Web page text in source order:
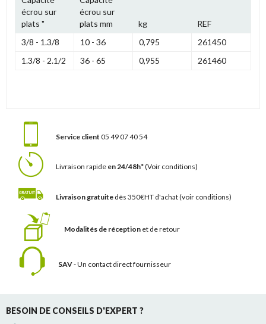
écrou sur
plats "
écrou sur
plats mm
kg
REF
3/8 - 1.3/8
10 - 36 0,795
261450
1.3/8 - 2.1/2
36 - 65 0,955 261460
Service client 05 49 07 40 54
Livraison rapide en 24/48h*(Voir conditions)
Livraison gratuite dès 350€HT d'achat(voir conditions)
Modalités de réception et de retour
SAV- Un contact direct fournisseur
BESOIN DE CONSEILS D'EXPERT ?